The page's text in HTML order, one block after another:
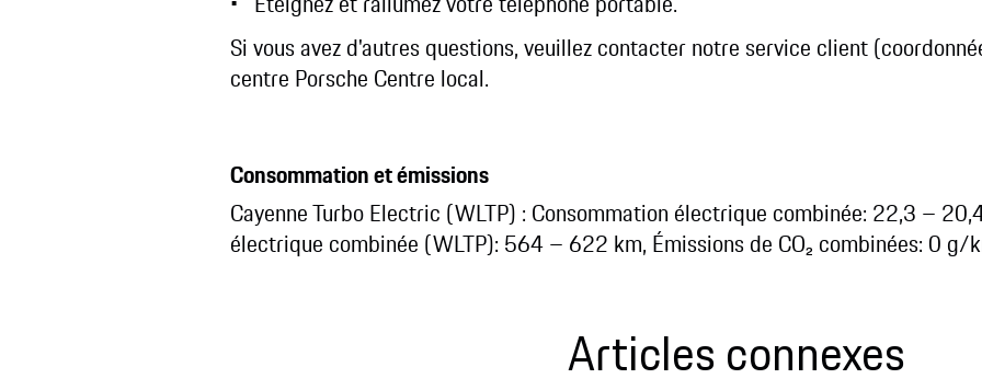
Si vous avez d'autres questions, veuillez contacter notre service client
centre Porsche Centre local.
Consommation et émissions
Cayenne Turbo Electric (WLTP) : Consommation électrique combinée: 22,3 –
électrique combinée (WLTP): 564 – 622 km, Émissions de CO₂ combinées: 0 g/
Articles connexes